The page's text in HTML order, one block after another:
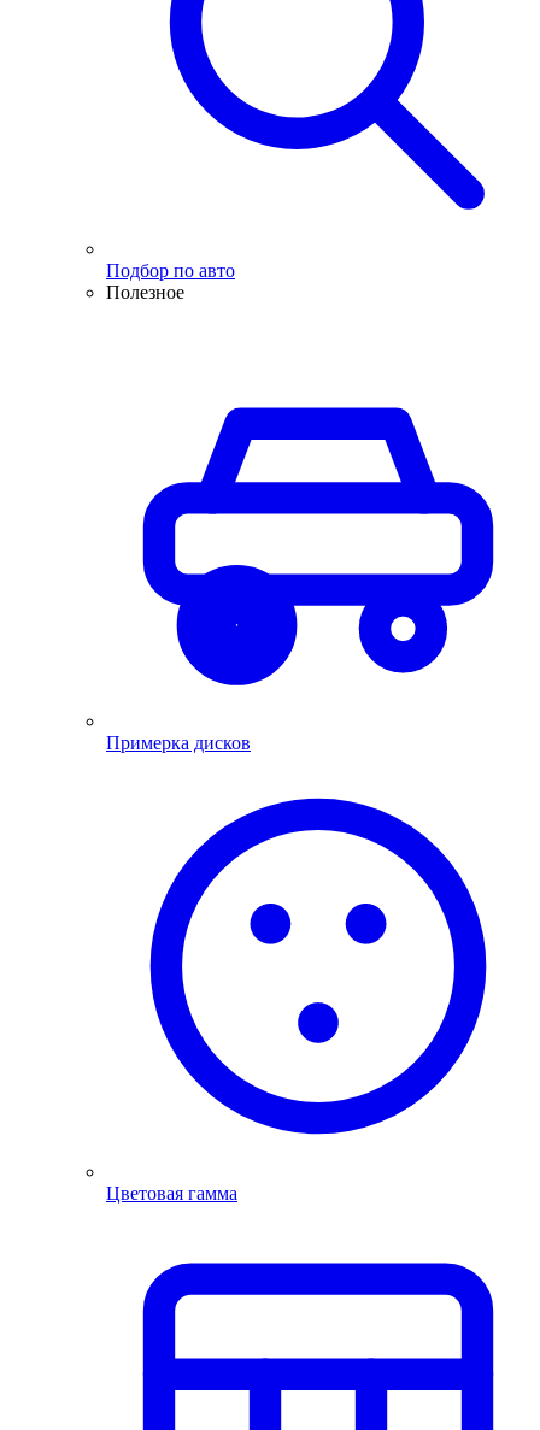
Подбор по авто
Полезное
Примерка дисков
Цветовая гамма